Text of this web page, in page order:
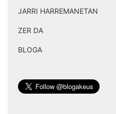
JARRI HARREMANETAN
ZER DA
BLOGA